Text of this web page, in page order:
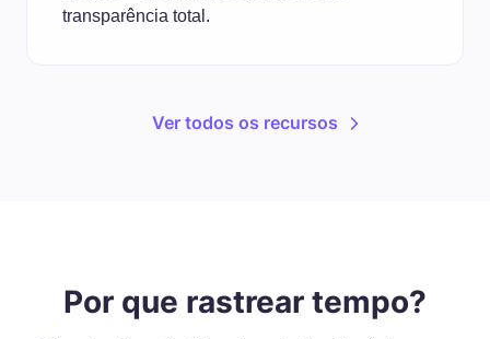
transparência total.
Ver todos os recursos
Por que rastrear tempo?